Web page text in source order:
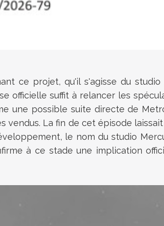
ce projet, qu'il s'agisse du
officielle suffit à relancer les
une possible suite directe de
vendus. La fin de cet épisode
le nom du studio
à ce stade une implication